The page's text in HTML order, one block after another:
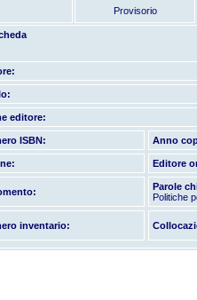
Provisorio
editore:
ISBN: Anno
Editore
Parole
Politiche
inventario: